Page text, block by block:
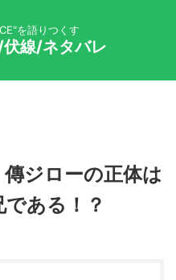
を語りつくす
線/ネタバレ
傳ジローの正体は
である！？